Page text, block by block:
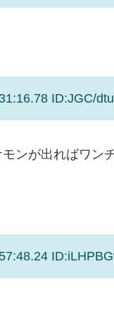
ID:JGC/
ンが出ればワン